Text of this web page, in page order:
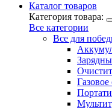
Каталог товаров
Категория товара:
Все категории
Все для